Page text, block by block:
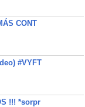
CONT
#VYFT
!!! *sorpr